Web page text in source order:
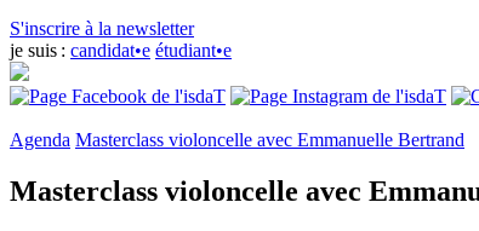
S'inscrire à la newsletter
je suis : candidat•e étudiant•e
Agenda Masterclass violoncelle avec Emmanuelle Bertrand
Masterclass violoncelle avec